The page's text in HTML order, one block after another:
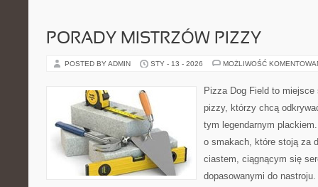
PORADY MISTRZÓW PIZZY
POSTED BY ADMIN STY - 13 - 2026 MOŻLIWOŚĆ
Pizza Dog Field to
pizzy, którzy chcą
tym legendarnym
o smakach, które stoją za
ciastem, ciągnącym się
dopasowanymi do